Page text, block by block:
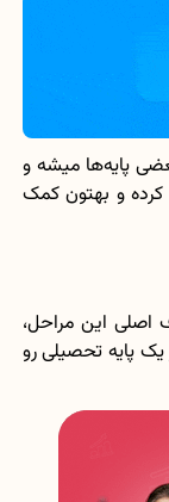
کتاب‌های دوازدهم...
و گویا چه اعدادی...
انسانی 1404
پایه‌ها میشه و
و بهتون کمک
اصلی این مراحل،
پایه تحصیلی رو